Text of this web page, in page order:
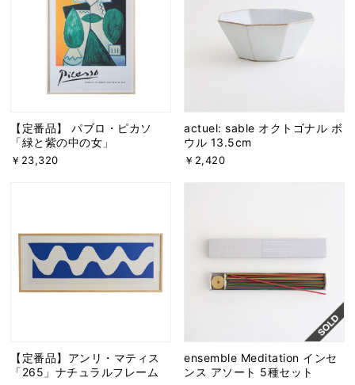
【定番品】 パブロ・ピカソ
「緑と紫の中の女」
￥23,320
actuel: sable オクトゴナル ボ
ウル 13.5cm
￥2,420
【定番品】アンリ・マティス
「265」ナチュラルフレーム
ensemble Meditation インセ
ンス アソート 5種セット